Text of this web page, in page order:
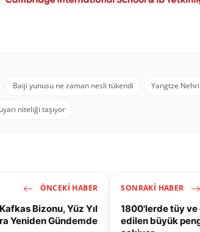
Baiji yunusu ne zaman nesli tükendi Yangtze
niteliği taşıyor
ÖNCEKI HABER
Bizonu, Yüz Yıl
Yeniden Gündemde
SONRAKI HABER
1800'lerde tüy
edilen büyük